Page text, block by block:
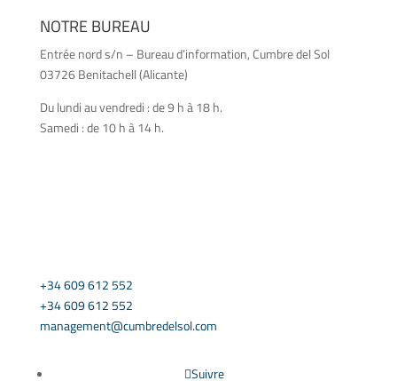
NOTRE BUREAU
Entrée nord s/n – Bureau d’information, Cumbre del Sol
03726 Benitachell (Alicante)
Du lundi au vendredi : de 9 h à 18 h.
Samedi : de 10 h à 14 h.
+34 609 612 552
+34 609 612 552
management@cumbredelsol.com
Suivre